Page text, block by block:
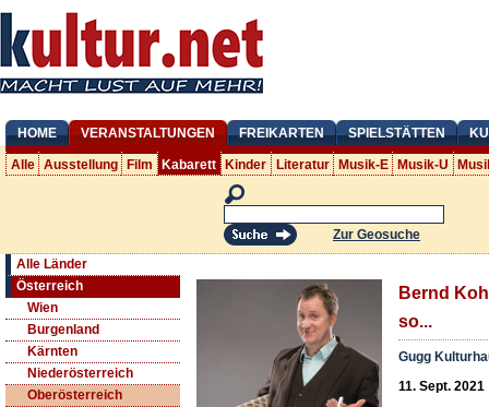
HOME VERANSTALTUNGEN FREIKARTEN SPIELSTÄTTEN
Alle Ausstellung Film Kabarett Kinder Literatur Musik-E Musik-U
Zur Geosuche
Alle Länder
Österreich
Wien
Burgenland
Kärnten
Niederösterreich
Oberösterreich
Bernd
so...
Gugg
11. Sept. 2021